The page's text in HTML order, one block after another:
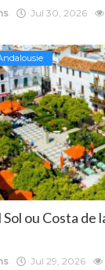
Jul 30, 2026
ou Costa de
Jul 29, 2026